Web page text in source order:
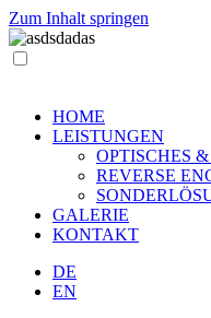
Zum Inhalt springen
HOME
LEISTUNGEN
OPTISCHES
REVERSE
GALERIE
KONTAKT
DE
EN